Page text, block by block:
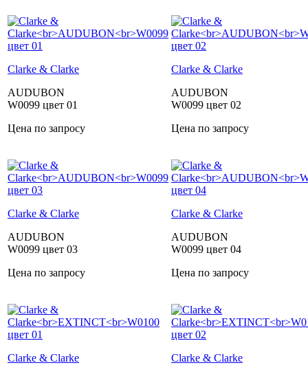
Clarke & Clarke
AUDUBON
W0099 цвет 01
Цена по запросу
Clarke & Clarke
AUDUBON
W0099 цвет 02
Цена по запросу
Clarke & Clarke
AUDUBON
W0099 цвет 03
Цена по запросу
Clarke & Clarke
AUDUBON
W0099 цвет 04
Цена по запросу
Clarke & Clarke
Clarke & Clarke